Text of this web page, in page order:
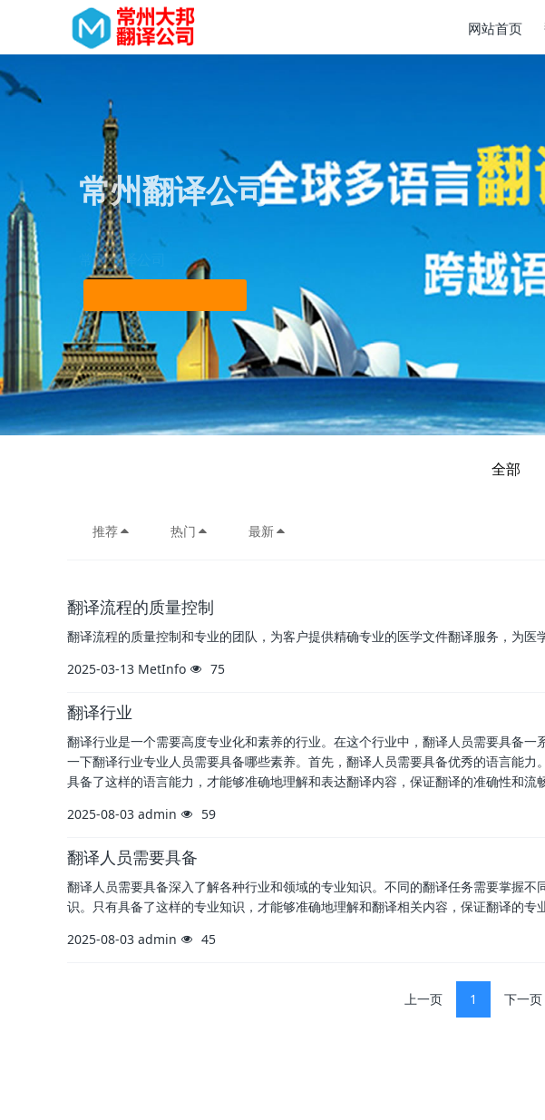
网站首页
常州翻译公司
常州翻译公司
全部
推荐 热门 最新
翻译流程的质量控制
翻译流程的质量控制和专业的团队，为客户提供精确专业的医学文件翻译服务，为医
2025-03-13 MetInfo 75
翻译行业
翻译行业是一个需要高度专业化和素养的行业。在这个行业中，翻译人员需要具备
一下翻译行业专业人员需要具备哪些素养。首先，翻译人员需要具备优秀的语言能
具备了这样的语言能力，才能够准确地理解和表达翻译内容，保证翻译的准确性和流畅
2025-08-03 admin 59
翻译人员需要具备
翻译人员需要具备深入了解各种行业和领域的专业知识。不同的翻译任务需要掌握
识。只有具备了这样的专业知识，才能够准确地理解和翻译相关内容，保证翻译的专
2025-08-03 admin 45
上一页 1 下一页